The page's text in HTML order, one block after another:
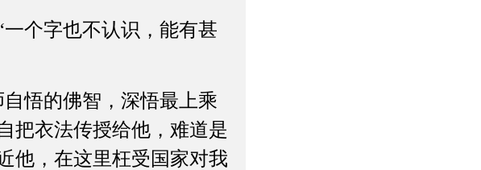
个字也不认识，能有甚
悟的佛智，深悟最上乘
把衣法传授给他，难道是
他，在这里枉受国家对我